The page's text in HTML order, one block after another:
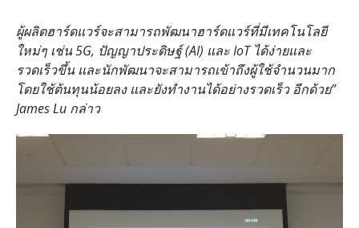
ผู้ผลิตฮาร์ดแวร์จะสามารถพัฒนาฮาร์ดแวร์ที่มีเทคโนโลยี
ใหม่ๆ เช่น 5G, ปัญญาประดิษฐ์ (AI) และ IoT ได้ง่ายและ
รวดเร็วขึ้น และนักพัฒนาจะสามารถเข้าถึงผู้ใช้จํานวนมาก
โดยใช้ต้นทุนน้อยลง และยังทํางานได้อย่างรวดเร็ว อีกด้วย”
James Lu กล่าว